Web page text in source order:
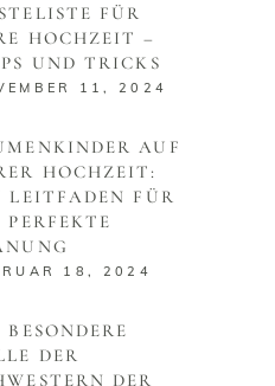
FÜR
HOCHZEIT –
UND TRICKS
11, 2024
AUF
HOCHZEIT:
LEITFADEN FÜR
PERFEKTE
18, 2024
BESONDERE
DER
DER